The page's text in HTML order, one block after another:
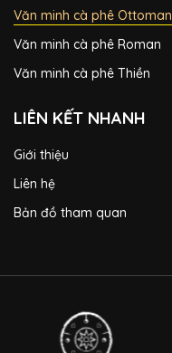
Văn minh cà phê Ottoman
Văn minh cà phê Roman
Văn minh cà phê Thiền
LIÊN KẾT NHANH
Giới thiệu
Liên hệ
Bản đồ tham quan